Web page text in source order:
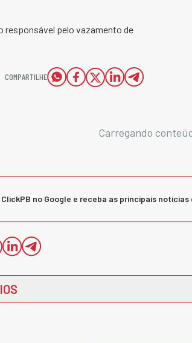
responsável pelo vazamento de
COMPARTILHE
Carregando
ClickPB no Google e receba as principais notícias